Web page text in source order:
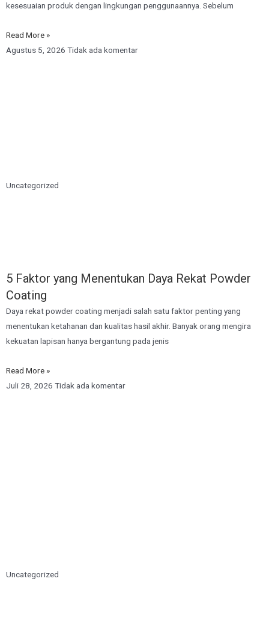
kesesuaian produk dengan lingkungan penggunaannya. Sebelum
Read More »
Agustus 5, 2026 Tidak ada komentar
Uncategorized
5 Faktor yang Menentukan Daya Rekat Powder
Coating
Daya rekat powder coating menjadi salah satu faktor penting yang
menentukan ketahanan dan kualitas hasil akhir. Banyak orang mengira
kekuatan lapisan hanya bergantung pada jenis
Read More »
Juli 28, 2026 Tidak ada komentar
Uncategorized